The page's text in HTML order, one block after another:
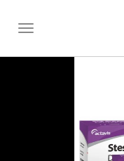
Toggle